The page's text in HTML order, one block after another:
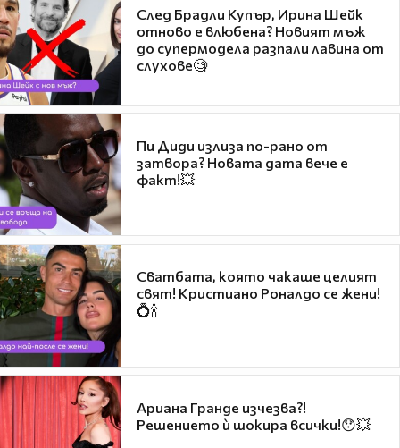
След Брадли Купър, Ирина Шейк
отново е влюбена? Новият мъж
до супермодела разпали лавина от
слухове🧐
Пи Диди излиза по-рано от
затвора? Новата дата вече е
факт!💥
Сватбата, която чакаше целият
свят! Кристиано Роналдо се жени!
💍🍾
Ариана Гранде изчезва?!
Решението ѝ шокира всички!😯💥